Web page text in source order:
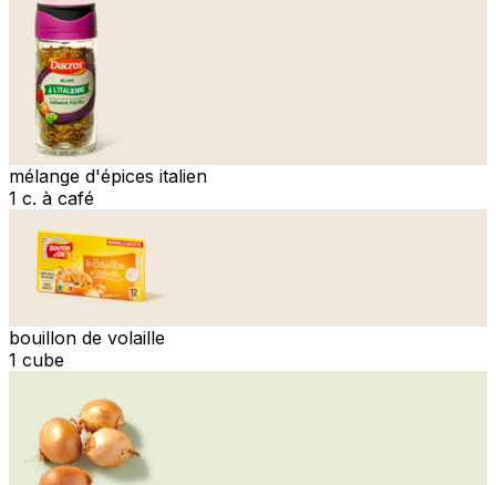
mélange d'épices italien
1 c. à café
bouillon de volaille
1 cube